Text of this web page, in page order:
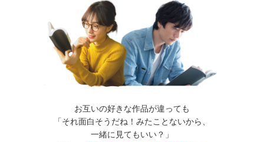
お互いの好きな作品が違っても
「それ面白そうだね！みたことないから、
一緒に見てもいい？」